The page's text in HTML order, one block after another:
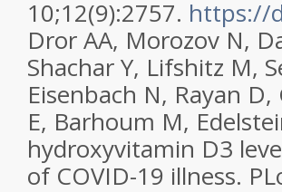
10;12(9):2757. https://
Dror AA, Morozov N,
Shachar Y, Lifshitz M,
Eisenbach N, Rayan
E, Barhoum M,
hydroxyvitamin D3
of COVID-19 illness.